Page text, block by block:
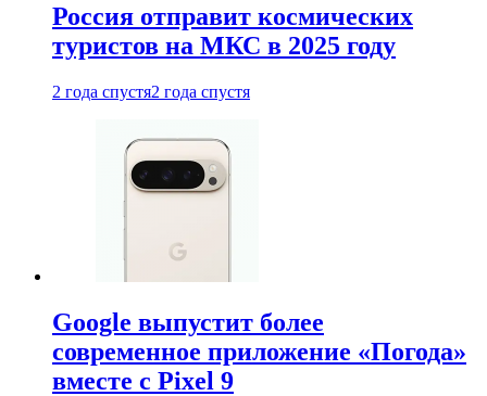
Россия отправит космических
туристов на МКС в 2025 году
2 года спустя2 года спустя
Google выпустит более
современное приложение «Погода»
вместе с Pixel 9